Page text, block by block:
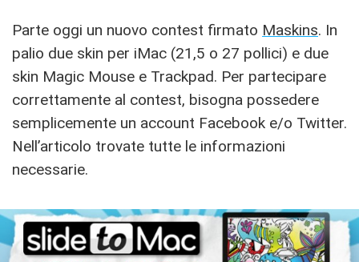
Parte oggi un nuovo contest firmato Maskins. In
palio due skin per iMac (21,5 o 27 pollici) e due
skin Magic Mouse e Trackpad. Per partecipare
correttamente al contest, bisogna possedere
semplicemente un account Facebook e/o Twitter.
Nell’articolo trovate tutte le informazioni
necessarie.